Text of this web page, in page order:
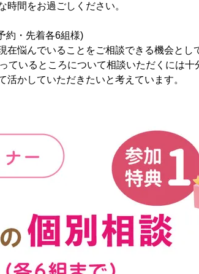
間をお過ごしください。
約・先着各6組様)
在悩んでいることをご相談できる機会とし
ているところについて相談いただくには十
かしていただきたいと考えています。